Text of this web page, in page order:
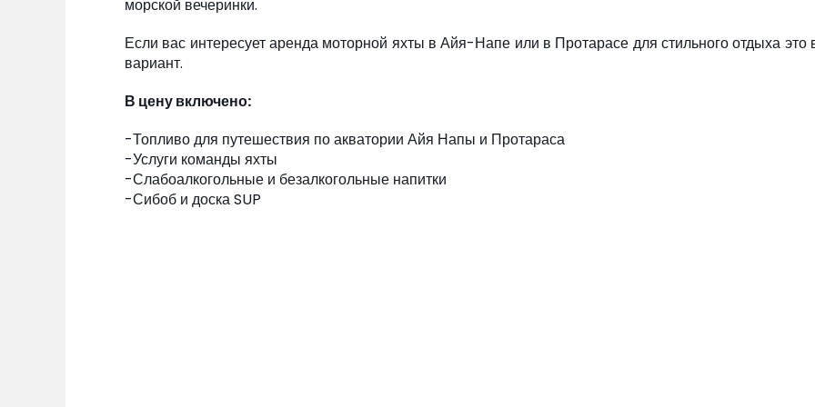
морской вечеринки.
Если вас интересует аренда моторной яхты в Айя-Напе или в Протарасе для стильного отдыха это
вариант.
В цену включено:
-Топливо для путешествия по акватории Айя Напы и Протараса
-Услуги команды яхты
-Слабоалкогольные и безалкогольные напитки
-Сибоб и доска SUP